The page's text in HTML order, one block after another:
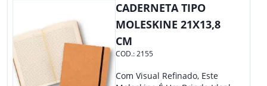
CADERNETA TIPO
MOLESKINE 21X13,8
CM
COD.:2155
Com Visual Refinado, Este